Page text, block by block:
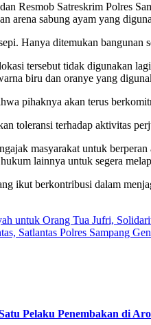
Resmob Satreskrim Polres
arena sabung ayam yang
Hanya ditemukan bangunan
tersebut tidak digunakan
biru dan oranye yang
pihaknya akan terus
toleransi terhadap aktivitas
masyarakat untuk
lainnya untuk segera
ikut berkontribusi dalam
untuk Orang Tua Jufri,
Satlantas Polres Sampang
Pelaku Penembakan di